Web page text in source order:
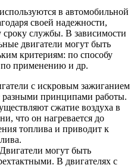
в автомобильной
своей надежности,
службы. В зависимости
двигатели могут быть
критериям: по способу
по применению и др.
с искровым зажиганием
разными принципами работы.
сжатие воздуха в
что он нагревается до
топлива и приводит к
Двигатели могут быть
В двигателях с